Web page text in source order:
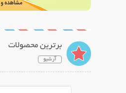
برترین محصولات
آرشیو